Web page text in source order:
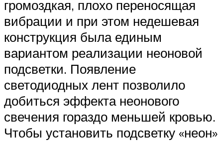
громоздкая, плохо переносящая
вибрации и при этом недешевая
конструкция была единым
вариантом реализации неоновой
подсветки. Появление
светодиодных лент позволило
добиться эффекта неонового
свечения гораздо меньшей кровью.
Чтобы установить подсветку «неон»